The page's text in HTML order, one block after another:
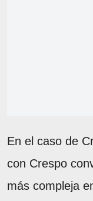
En el caso de
con Crespo
más compleja